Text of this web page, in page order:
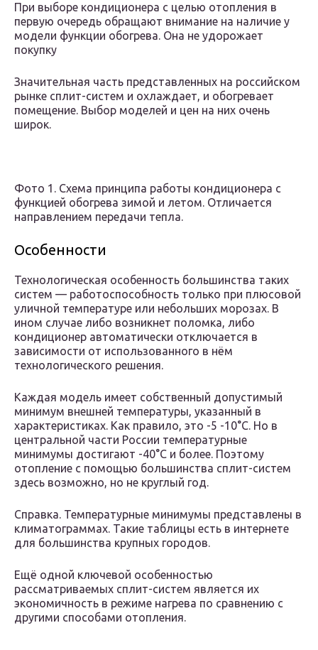
При выборе кондиционера с целью отопления в
первую очередь обращают внимание на наличие у
модели функции обогрева. Она не удорожает
покупку
Значительная часть представленных на российском
рынке сплит-систем и охлаждает, и обогревает
помещение. Выбор моделей и цен на них очень
широк.
Фото 1. Схема принципа работы кондиционера с
функцией обогрева зимой и летом. Отличается
направлением передачи тепла.
Особенности
Технологическая особенность большинства таких
систем — работоспособность только при плюсовой
уличной температуре или небольших морозах. В
ином случае либо возникнет поломка, либо
кондиционер автоматически отключается в
зависимости от использованного в нём
технологического решения.
Каждая модель имеет собственный допустимый
минимум внешней температуры, указанный в
характеристиках. Как правило, это -5 -10°С. Но в
центральной части России температурные
минимумы достигают -40°С и более. Поэтому
отопление с помощью большинства сплит-систем
здесь возможно, но не круглый год.
Справка. Температурные минимумы представлены в
климатограммах. Такие таблицы есть в интернете
для большинства крупных городов.
Ещё одной ключевой особенностью
рассматриваемых сплит-систем является их
экономичность в режиме нагрева по сравнению с
другими способами отопления.